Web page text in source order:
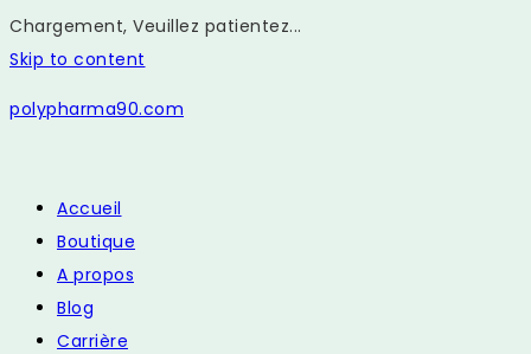
Chargement, Veuillez patientez...
Skip to content
polypharma90.com
Accueil
Boutique
A propos
Blog
Carrière